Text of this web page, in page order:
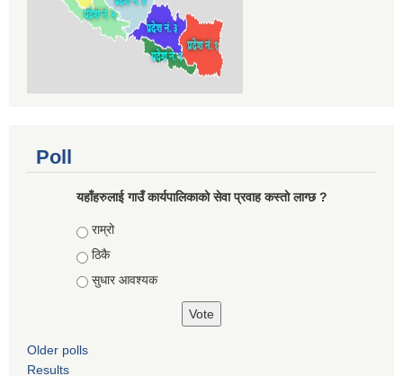
Poll
यहाँहरुलाई गाउँ कार्यपालिकाको सेवा प्रवाह कस्तो लाग्छ ?
Choices
राम्रो
ठिकै
सुधार आवश्यक
Older polls
Results